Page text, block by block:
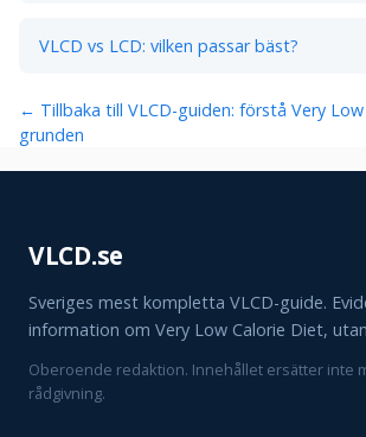
VLCD vs LCD: vilken passar bäst?
← Tillbaka till VLCD-guiden: förstå Very
grunden
VLCD.se
Sveriges mest kompletta VLCD-guide.
information om Very Low Calorie Diet,
Oberoende redaktion. Innehållet ersätter inte
rådgivning.